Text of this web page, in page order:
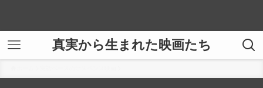
真実から生まれた映画たち